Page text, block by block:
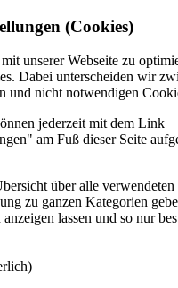
(Cookies)
unserer Webseite zu
Dabei unterscheiden wir
und nicht notwendigen
jederzeit mit dem Link
am Fuß dieser Seite
über alle
zu ganzen Kategorien
lassen und so nur